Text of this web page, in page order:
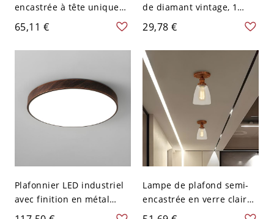
encastrée à tête unique
en verre clair et à
monture encastrée
rouillée
65,11 €
de diamant vintage, 1
tête, fixation semi-
encastrée métallique en
rouille
29,78 €
Plafonnier LED industriel
avec finition en métal
rouillé et abat-jour en
Lampe de plafond semi-
encastrée en verre clair
pour ferme rustique,